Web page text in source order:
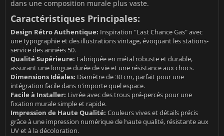
dans une composition murale plus vaste.
Caractéristiques Principales:
Design Rétro Authentique: Inspiration "Last Chance Gas" avec
une typographie et des illustrations vintage, évoquant les stations-
service des années 50.
Qualité Supérieure: Fabriquée en métal robuste et durable,
assurant une longue durée de vie et une résistance aux chocs.
Dimensions Idéales: Diamètre de 30 cm, parfait pour une
intégration facile dans n'importe quel espace.
Facile à Installer: Livrée avec des trous pré-percés pour une
fixation murale simple et rapide.
Impression de Haute Qualité: Couleurs vives et détails précis
grâce à une impression numérique de haute qualité, résistante aux
UV et à la décoloration.